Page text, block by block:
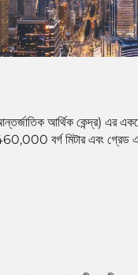
আর্থিক কেন্দ্র) এর
460,000 বর্গ মিটার এবং গ্রেড